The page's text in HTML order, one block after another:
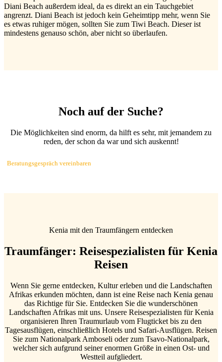
Diani Beach außerdem ideal, da es direkt an ein Tauchgebiet
angrenzt. Diani Beach ist jedoch kein Geheimtipp mehr, wenn Sie
es etwas ruhiger mögen, sollten Sie zum Tiwi Beach. Dieser ist
mindestens genauso schön, aber nicht so überlaufen.
Noch auf der Suche?
Die Möglichkeiten sind enorm, da hilft es sehr, mit jemandem zu
reden, der schon da war und sich auskennt!
Beratungsgespräch vereinbaren
Kenia mit den Traumfängern entdecken
Traumfänger: Reisespezialisten für Kenia
Reisen
Wenn Sie gerne entdecken, Kultur erleben und die Landschaften
Afrikas erkunden möchten, dann ist eine Reise nach Kenia genau
das Richtige für Sie. Entdecken Sie die wunderschönen
Landschaften Afrikas mit uns. Unsere Reisespezialisten für Kenia
organisieren Ihren Traumurlaub vom Flugticket bis zu den
Tagesausflügen, einschließlich Hotels und Safari-Ausflügen. Reisen
Sie zum Nationalpark Amboseli oder zum Tsavo-Nationalpark,
welcher sich aufgrund seiner enormen Größe in einen Ost- und
Westteil aufgliedert.